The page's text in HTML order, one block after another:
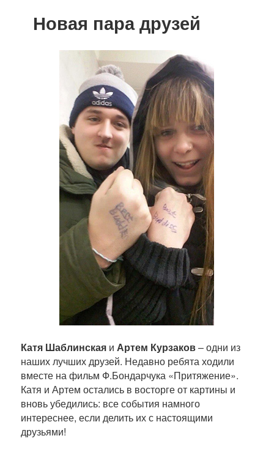
Новая пара друзей
Катя Шаблинскаяи Артем Курзаков– одни из
наших лучших друзей. Недавно ребята ходили
вместе на фильм Ф.Бондарчука «Притяжение».
Катя и Артем остались в восторге от картины и
вновь убедились: все события намного
интереснее, если делить их с настоящими
друзьями!